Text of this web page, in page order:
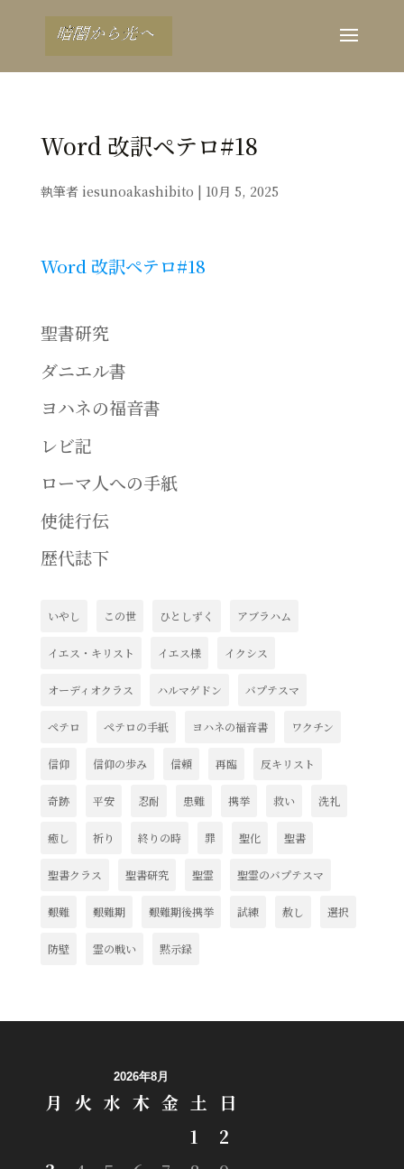
Word 改訳ペテロ#18
執筆者 iesunoakashibito | 10月 5, 2025
Word 改訳ペテロ#18
聖書研究
ダニエル書
ヨハネの福音書
レビ記
ローマ人への手紙
使徒行伝
歴代誌下
いやし この世 ひとしずく アブラハム
イエス・キリスト イエス様 イクシス
オーディオクラス ハルマゲドン バプテスマ
ペテロ ペテロの手紙 ヨハネの福音書 ワクチン
信仰 信仰の歩み 信頼 再臨 反キリスト
奇跡 平安 忍耐 患難 携挙 救い 洗礼
癒し 祈り 終りの時 罪 聖化 聖書
聖書クラス 聖書研究 聖霊 聖霊のバプテスマ
艱難 艱難期 艱難期後携挙 試練 赦し 選択
防壁 霊の戦い 黙示録
2026年8月
月 火 水 木 金 土
日
1
2